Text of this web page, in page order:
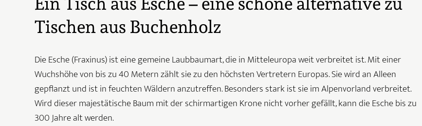
Tischen aus Buchenholz
Die Esche (Fraxinus) ist eine gemeine Laubbaumart, die in Mitteleuropa weit verbreitet ist. Mit einer
Wuchshöhe von bis zu 40 Metern zählt sie zu den höchsten Vertretern Europas. Sie wird an Alleen
gepflanzt und ist in feuchten Wäldern anzutreffen. Besonders stark ist sie im Alpenvorland verbreitet.
Wird dieser majestätische Baum mit der schirmartigen Krone nicht vorher gefällt, kann die Esche bis zu
300 Jahre alt werden.